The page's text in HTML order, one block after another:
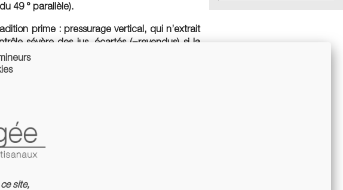
49 ° parallèle).
prime : pressurage vertical, qui n’extrait
sévère des jus, écartés (=revendus) si la
d’ailleurs aussi le cas des « tailles », seconds
autorisée, le débourbement se fait par
(anciens) que les jus seront stockés. Les
les vins sont bétonnés, pas plus. Ni filtres,
estnaturel
Lieux-dits, voire après les vendanges
assemblage annuel).
site,